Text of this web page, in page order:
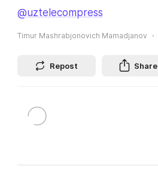
@uztelecompress
Timur Mashrabjonovich Mamadjanov
Repost Share